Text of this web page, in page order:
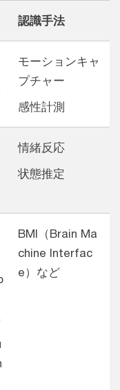
認識手法
モーションキャ
プチャー
感性計測
情緒反応
状態推定
BMI（Brain Ma
chine Interfac
e）など